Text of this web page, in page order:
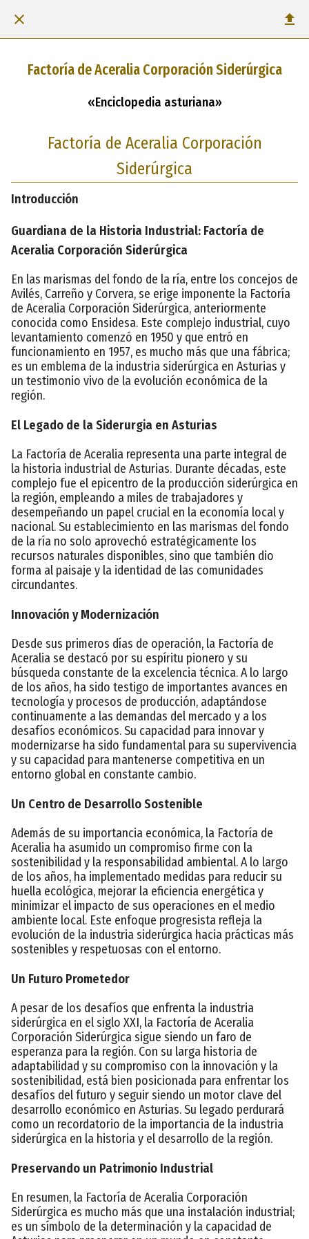
Factoría de Aceralia Corporación Siderúrgica
«Enciclopedia asturiana»
Factoría de Aceralia Corporación
Siderúrgica
Introducción
Guardiana de la Historia Industrial: Factoría de
Aceralia Corporación Siderúrgica
En las marismas del fondo de la ría, entre los concejos de
Avilés, Carreño y Corvera, se erige imponente la Factoría
de Aceralia Corporación Siderúrgica, anteriormente
conocida como Ensidesa. Este complejo industrial, cuyo
levantamiento comenzó en 1950 y que entró en
funcionamiento en 1957, es mucho más que una fábrica;
es un emblema de la industria siderúrgica en Asturias y
un testimonio vivo de la evolución económica de la
región.
El Legado de la Siderurgia en Asturias
La Factoría de Aceralia representa una parte integral de
la historia industrial de Asturias. Durante décadas, este
complejo fue el epicentro de la producción siderúrgica en
la región, empleando a miles de trabajadores y
desempeñando un papel crucial en la economía local y
nacional. Su establecimiento en las marismas del fondo
de la ría no solo aprovechó estratégicamente los
recursos naturales disponibles, sino que también dio
forma al paisaje y la identidad de las comunidades
circundantes.
Innovación y Modernización
Desde sus primeros días de operación, la Factoría de
Aceralia se destacó por su espíritu pionero y su
búsqueda constante de la excelencia técnica. A lo largo
de los años, ha sido testigo de importantes avances en
tecnología y procesos de producción, adaptándose
continuamente a las demandas del mercado y a los
desafíos económicos. Su capacidad para innovar y
modernizarse ha sido fundamental para su supervivencia
y su capacidad para mantenerse competitiva en un
entorno global en constante cambio.
Un Centro de Desarrollo Sostenible
Además de su importancia económica, la Factoría de
Aceralia ha asumido un compromiso firme con la
sostenibilidad y la responsabilidad ambiental. A lo largo
de los años, ha implementado medidas para reducir su
huella ecológica, mejorar la eficiencia energética y
minimizar el impacto de sus operaciones en el medio
ambiente local. Este enfoque progresista refleja la
evolución de la industria siderúrgica hacia prácticas más
sostenibles y respetuosas con el entorno.
Un Futuro Prometedor
A pesar de los desafíos que enfrenta la industria
siderúrgica en el siglo XXI, la Factoría de Aceralia
Corporación Siderúrgica sigue siendo un faro de
esperanza para la región. Con su larga historia de
adaptabilidad y su compromiso con la innovación y la
sostenibilidad, está bien posicionada para enfrentar los
desafíos del futuro y seguir siendo un motor clave del
desarrollo económico en Asturias. Su legado perdurará
como un recordatorio de la importancia de la industria
siderúrgica en la historia y el desarrollo de la región.
Preservando un Patrimonio Industrial
En resumen, la Factoría de Aceralia Corporación
Siderúrgica es mucho más que una instalación industrial;
es un símbolo de la determinación y la capacidad de